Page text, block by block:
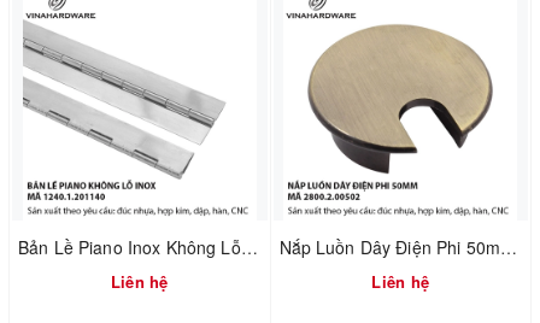
Bản Lề Piano Inox Không Lỗ – Sản Xuất Theo MOQ | Mã 1240.1.50160
Liên hệ
Nắp Luồn Dây Điện Phi 50mm Hợp Kim Đúc Xi Mạ Giả Cổ – Mã 2800.2.00502
Liên hệ